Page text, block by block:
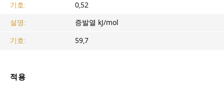
기호:
0,52
설명:
증발열 kJ/mol
기호:
59,7
적용